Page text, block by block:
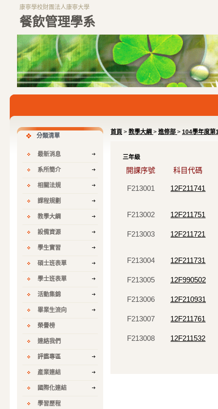
餐飲管理學系
康寧學校財團法人康寧大學
分類清單
最新消息
系所簡介
相關法規
課程規劃
教學大綱
設備資源
學生實習
碩士班表單
學士班表單
活動集錦
畢業生流向
榮譽榜
連絡我們
評鑑專區
產業連結
國際化連結
學習歷程
首頁 > 教學大綱 > 進修部 > 104學年度第
三年級
開課序號 科目代碼
F213001 12F211741
F213002 12F211751
F213003 12F211721
F213004 12F211731
F213005 12F990502
F213006 12F210931
F213007 12F211761
F213008 12F211532